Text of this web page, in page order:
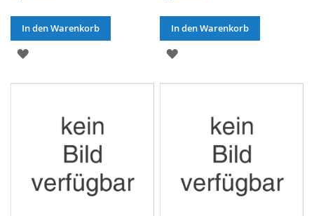
In den Warenkorb
ZUR
In den Warenkorb
ZUR